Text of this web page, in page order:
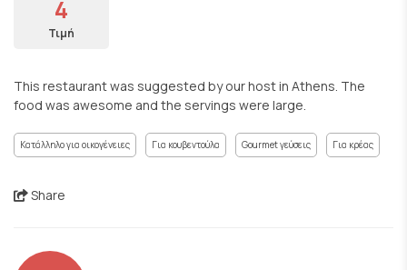
4
Τιμή
This restaurant was suggested by our host in Athens. The
food was awesome and the servings were large.
Κατάλληλο για οικογένειες Για κουβεντούλα Gourmet γεύσεις Για κρέας
Share